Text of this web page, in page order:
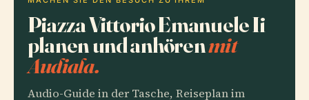
Piazza Vittorio Emanuele Ii
planen und anhörenmit
Audiala.
Audio-Guide in der Tasche, Reiseplan im